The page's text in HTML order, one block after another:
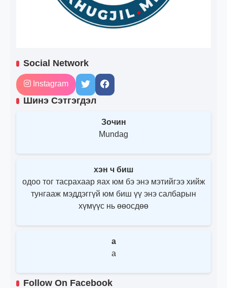
Social Network
Instagram
Шинэ Сэтгэгдэл
Зочин
Mundag
хэн ч биш
одоо тог тасрахаар яах юм бэ энэ мэтийгээ хийж
тунгааж мэддэггүй юм биш үү энэ салбарын
хүмүүс нь өөосдөө
a
a
Follow On Facebook